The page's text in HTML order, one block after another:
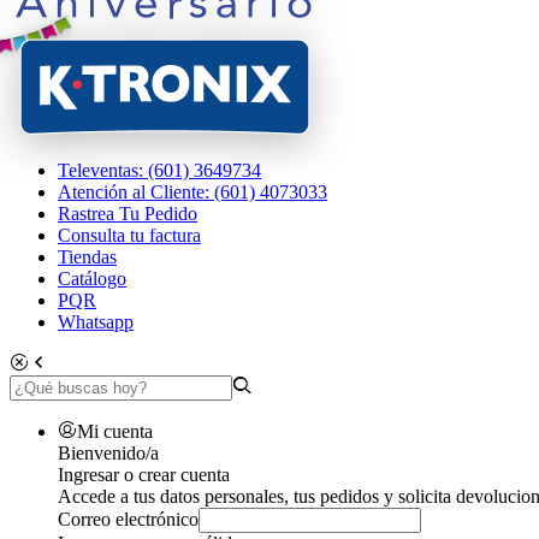
Televentas: (601) 3649734
Atención al Cliente: (601) 4073033
Rastrea Tu Pedido
Consulta tu factura
Tiendas
Catálogo
PQR
Whatsapp
Mi cuenta
Bienvenido/a
Ingresar o crear cuenta
Accede a tus datos personales, tus pedidos y solicita
Correo electrónico